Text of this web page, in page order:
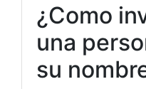
¿Como
una
su